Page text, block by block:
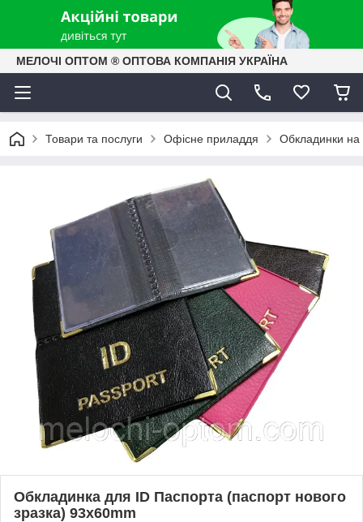
МЕЛОЧІ ОПТОМ ® ОПТОВА КОМПАНІЯ УКРАЇНА
Товари та послуги Офісне приладдя Обкладинки на
Обкладинка для ID Паспорта (паспорт нового
зразка) 93х60mm